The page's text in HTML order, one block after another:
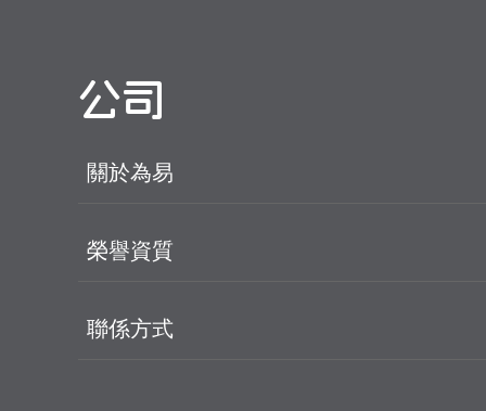
公司
關於為易
榮譽資質
聯係方式